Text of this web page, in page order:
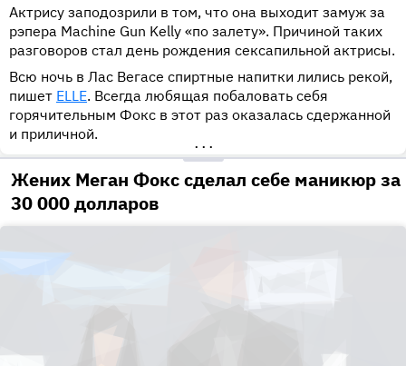
Актрису заподозрили в том, что она выходит замуж за
рэпера Machine Gun Kelly «по залету». Причиной таких
разговоров стал день рождения сексапильной актрисы.
Всю ночь в Лас Вегасе спиртные напитки лились рекой,
пишет ELLE. Всегда любящая побаловать себя
горячительным Фокс в этот раз оказалась сдержанной
и приличной.
•••
Жених Меган Фокс сделал себе маникюр за
30 000 долларов